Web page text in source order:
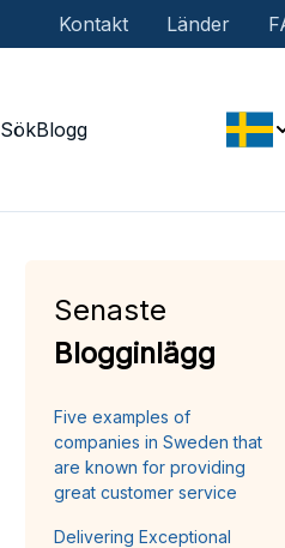
Kontakt Länder
SökBlogg
Senaste
Blogginlägg
Five examples of
companies in Sweden that
are known for providing
great customer service
Delivering Exceptional